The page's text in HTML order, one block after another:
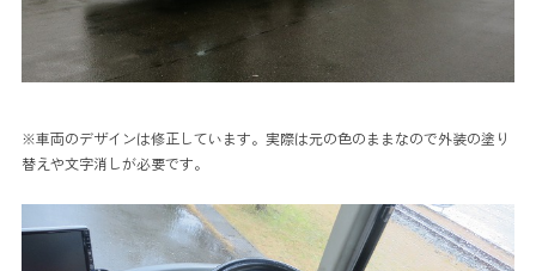
※車両のデザインは修正しています。実際は元の色のままなので外装の塗り
替えや文字消しが必要です。